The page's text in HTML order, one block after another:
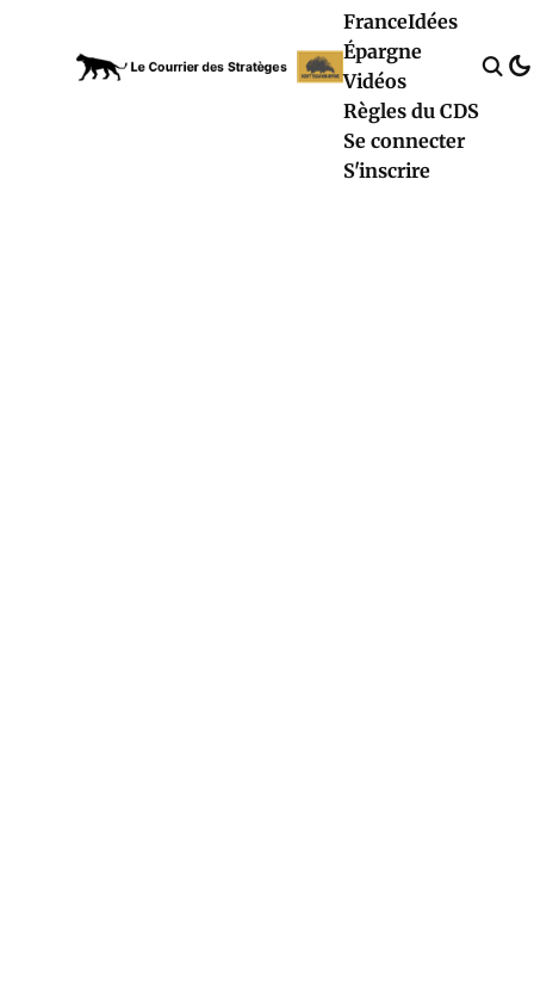
FranceIdées
Épargne
Vidéos
Règles du CDS
Se connecter
S'inscrire